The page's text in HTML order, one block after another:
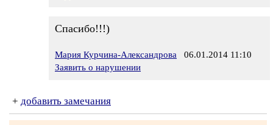
Спасибо!!!)
Мария Курчина-Александрова 06.01.2014 11:10
Заявить о нарушении
+ добавить замечания